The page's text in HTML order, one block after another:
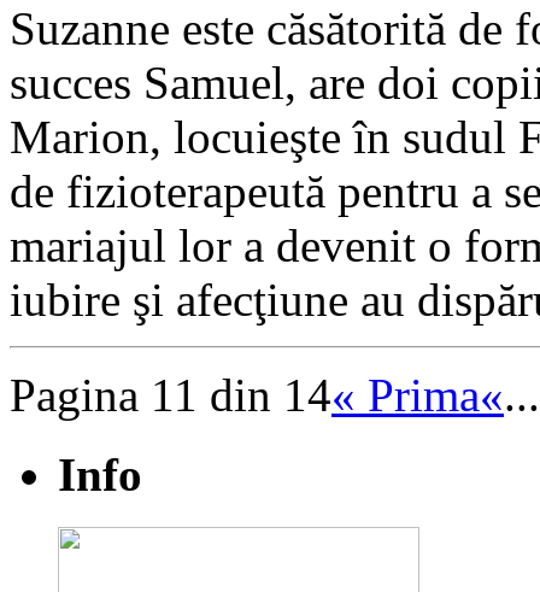
Suzanne este căsătorită
succes Samuel, are doi
Marion, locuieşte în sudul
de fizioterapeută pentru a
mariajul lor a devenit o
iubire şi afecţiune au
Pagina 11 din 14« Prima«...
Info